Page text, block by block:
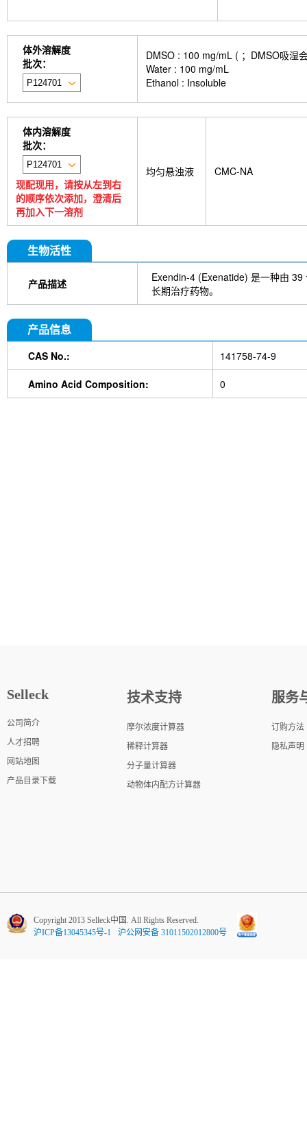
体外溶解度
批次：
DMSO : 100 mg/mL ( ；DMSO吸湿
Water : 100 mg/mL
Ethanol : Insoluble
体内溶解度
批次：
现配现用，请按从左到右
的顺序依次添加，澄清后
再加入下一溶剂
均匀悬浊液 CMC-NA
生物活性
产品描述
Exendin-4 (Exenatide) 是一种由
长期治疗药物。
产品信息
CAS No.: 141758-74-9
Amino Acid Composition: 0
Selleck
公司简介
人才招聘
网站地图
产品目录下载
技术支持
摩尔浓度计算器
稀释计算器
分子量计算器
动物体内配方计算器
服务
订购方法
隐私声明
Copyright 2013 Selleck中国. All Rights Reserved.
沪ICP备13045345号-1
沪公网安备 31011502012800号